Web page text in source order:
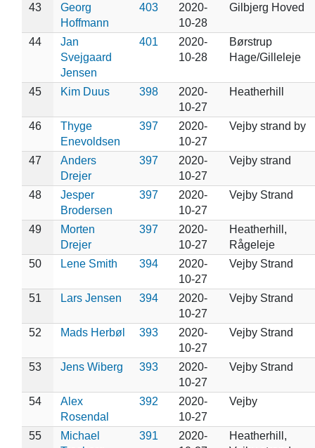
43
Georg
Hoffmann
403
2020-
10-28
Gilbjerg Hoved
44
Jan
Svejgaard
Jensen
401
2020-
10-28
Børstrup
Hage/Gilleleje
45 Kim Duus 398
2020-
10-27
Heatherhill
46
Thyge
Enevoldsen
397
2020-
10-27
Vejby strand by
47
Anders
Drejer
397
2020-
10-27
Vejby strand
48
Jesper
Brodersen
397
2020-
10-27
Vejby Strand
49
Morten
Drejer
397
2020-
10-27
Heatherhill,
Rågeleje
50
Lene Smith 394
2020-
10-27
Vejby Strand
51 Lars Jensen 394
2020-
10-27
Vejby Strand
52 Mads Herbøl 393
2020-
10-27
Vejby Strand
53 Jens Wiberg 393
2020-
10-27
Vejby Strand
54
Alex
Rosendal
392
2020-
10-27
Vejby
55
Michael
391
2020-
Heatherhill,